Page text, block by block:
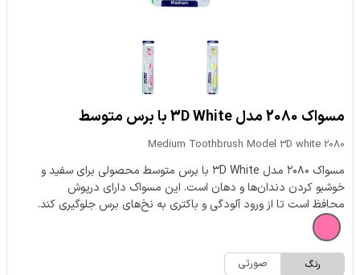
مسواک 2080 مدل 3D White با برس متوسط
2080 Medium Toothbrush Model 3D white
مسواک ۲۰۸۰ مدل ۳D White با برس متوسط محصولی برای سفید و
خوشبو کردن دندان‌ها و دهان است. این مسواک دارای درپوش
محافظ است تا از ورود آلودگی و باکتری به نخ‌های برس جلوگیری کند.
رنگ صورتی